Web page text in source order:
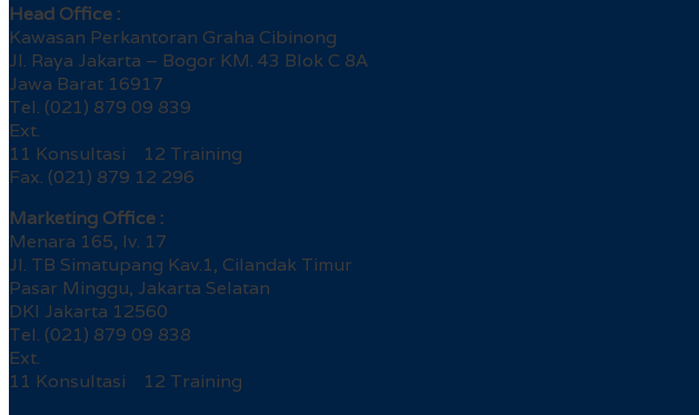
Head Office :
Kawasan Perkantoran Graha Cibinong
Jl. Raya Jakarta – Bogor KM. 43 Blok C 8A
Jawa Barat 16917
Tel. (021) 879 09 839
Ext.
11 Konsultasi 12 Training
Fax. (021) 879 12 296
Marketing Office :
Menara 165, lv. 17
Jl. TB Simatupang Kav.1, Cilandak Timur
Pasar Minggu, Jakarta Selatan
DKI Jakarta 12560
Tel. (021) 879 09 838
Ext.
11 Konsultasi 12 Training